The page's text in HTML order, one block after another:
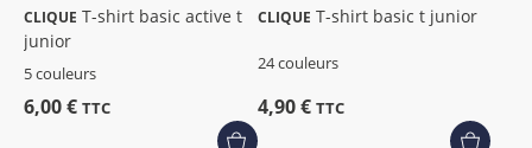
CLIQUE
junior
5 couleurs
6,00 € TTC
CLIQUE T-shirt basic t junior
24 couleurs
4,90 € TTC